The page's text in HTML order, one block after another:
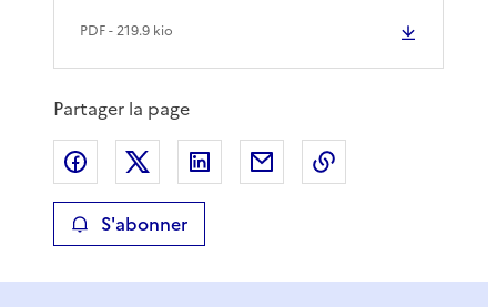
PDF- 219.9 kio
Partager la page
Partager sur Facebook
Partager sur XPartager sur LinkedIn
Partager par email
S'abonner